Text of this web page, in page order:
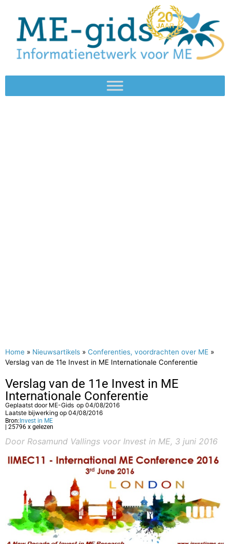
Home » Nieuwsartikels » Conferenties, voordrachten over ME »
Verslag van de 11e Invest in ME Internationale Conferentie
Verslag van de 11e Invest in ME
Internationale Conferentie
Geplaatst door ME-Gids op 04/08/2016
Laatste bijwerking op 04/08/2016
Bron: Invest in ME
| 25796 x gelezen
Door Rosamund Vallings voor Invest in ME, 3 juni 2016